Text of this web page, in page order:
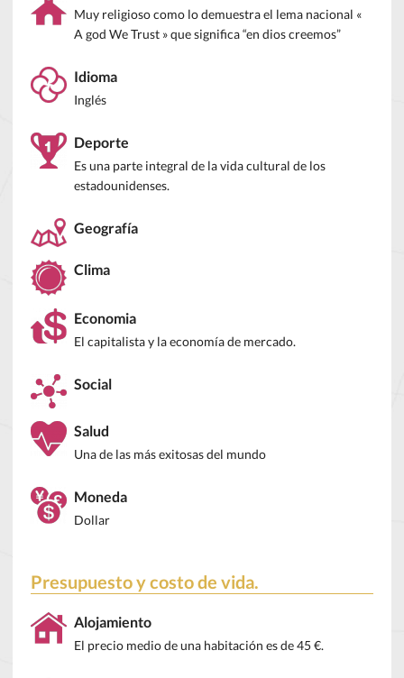
Muy religioso como lo demuestra el lema nacional «
A god We Trust » que significa “en dios creemos”
Idioma
Inglés
Deporte
Es una parte integral de la vida cultural de los
estadounidenses.
Geografía
Clima
Economia
El capitalista y la economía de mercado.
Social
Salud
Una de las más exitosas del mundo
Moneda
Dollar
Presupuesto y costo de vida.
Alojamiento
El precio medio de una habitación es de 45 €.